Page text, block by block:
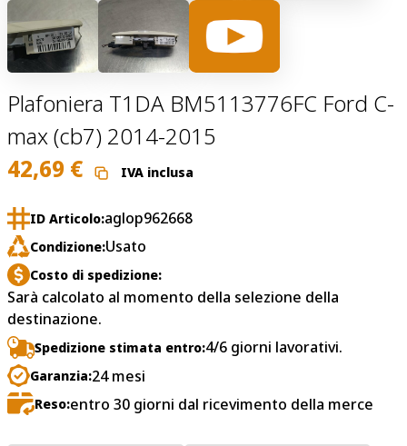
Plafoniera T1DA BM5113776FC Ford C-
max (cb7) 2014-2015
42,69 € IVA inclusa
ID Articolo:aglop962668
Condizione:Usato
Costo di spedizione:
Sarà calcolato al momento della selezione della
destinazione.
Spedizione stimata entro:4/6 giorni lavorativi.
Garanzia:24 mesi
Reso:entro 30 giorni dal ricevimento della merce